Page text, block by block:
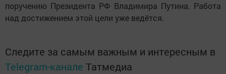
поручению Президента РФ Владимира Путина. Работа
над достижением этой цели уже ведётся.
Следите за самым важным и интересным в
Telegram-канале Татмедиа